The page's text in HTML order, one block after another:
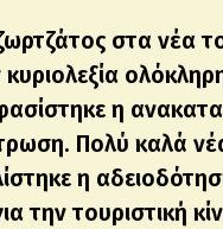
στα
κυριολεξία
η
Πολύ καλά
η
την τουριστική